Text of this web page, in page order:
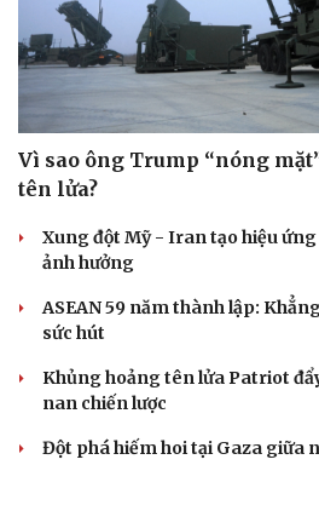
Vì sao ông Trump “nóng
tên lửa?
Xung đột Mỹ - Iran tạo hiệu
ảnh hưởng
ASEAN 59 năm thành lập:
sức hút
Khủng hoảng tên lửa Patriot
nan chiến lược
Đột phá hiếm hoi tại Gaza giữa